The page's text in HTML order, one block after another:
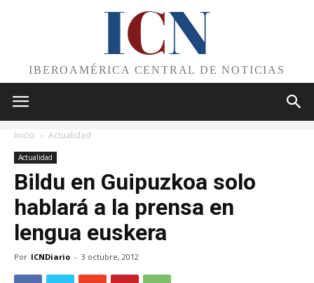
ICN
IBEROAMÉRICA CENTRAL DE NOTICIAS
Inicio Actualidad
Actualidad
Bildu en Guipuzkoa solo
hablará a la prensa en
lengua euskera
Por ICNDiario - 3 octubre, 2012